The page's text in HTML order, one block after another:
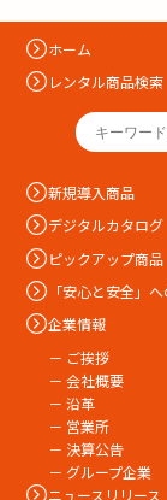
ホーム
レンタル商品検索
新規導入商品
デジタルカタログ
ピックアップ商品
「安心と安全」
企業情報
－ ご挨拶
－ 会社概要
－ 沿革
－ 営業所
－ 決算公告
－ グループ企業
ニュースリリース